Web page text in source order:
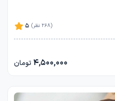
5
(268 نظر)
4,500,000تومان